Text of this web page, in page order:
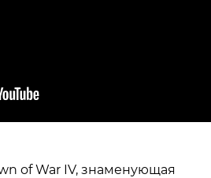
of War IV, знаменующая